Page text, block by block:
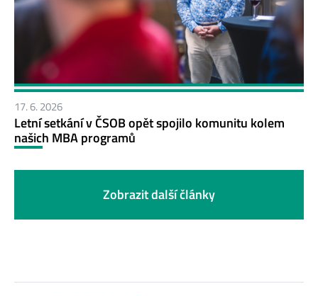
17. 6. 2026
Letní setkání v ČSOB opět spojilo komunitu kolem
našich MBA programů
Zobrazit další články